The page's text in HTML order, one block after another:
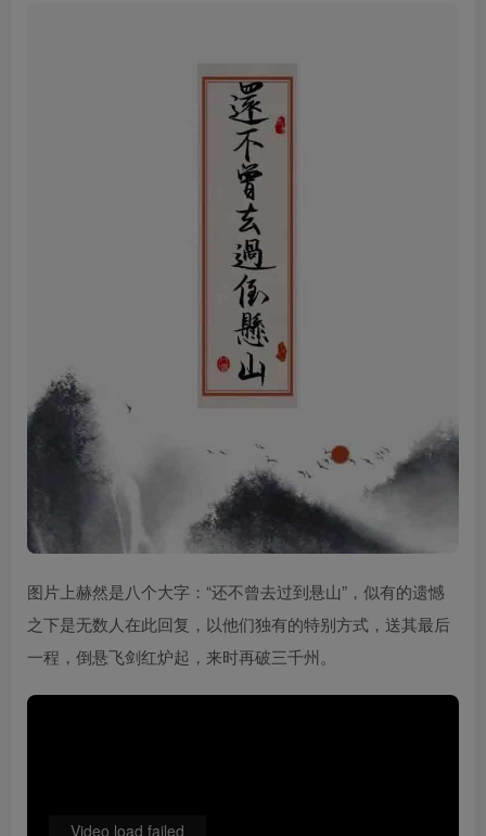
图片上赫然是八个大字：“还不曾去过到悬山”，似有的遗憾
之下是无数人在此回复，以他们独有的特别方式，送其最后
一程，倒悬飞剑红炉起，来时再破三千州。
Video load failed